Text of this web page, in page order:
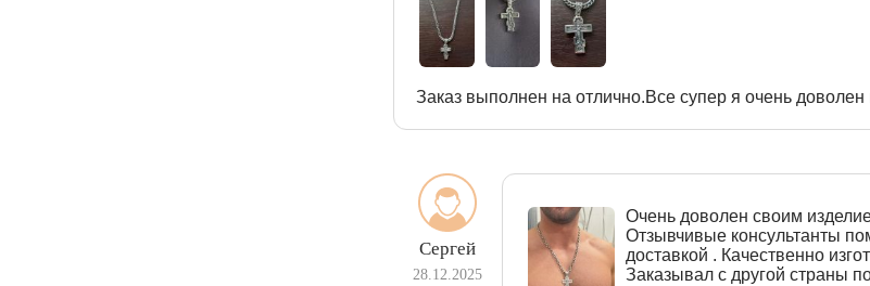
Заказ выполнен на отлично.Все супер я очень
Сергей
28.12.2025
Очень доволен своим
Отзывчивые консультанты
доставкой . Качественно
Заказывал с другой страны